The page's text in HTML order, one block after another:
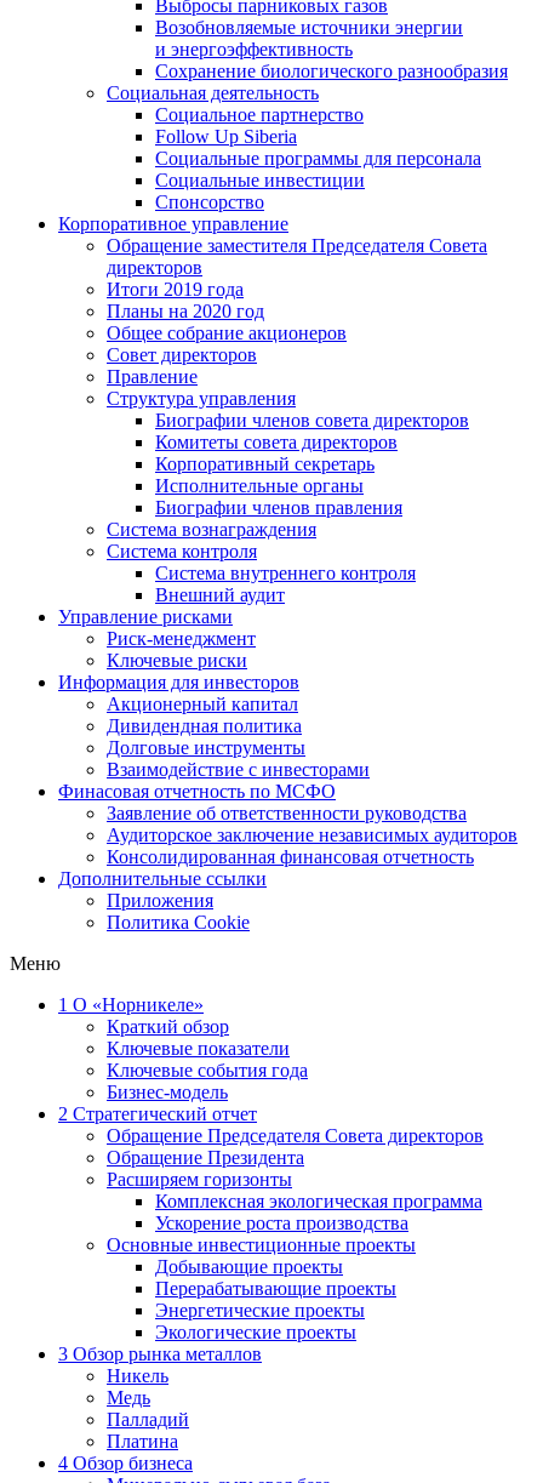
Выбросы парниковых газов
Возобновляемые источники энергии
и энергоэффективность
Сохранение биологического разнообразия
Социальная деятельность
Социальное партнерство
Follow Up Siberia
Социальные программы для персонала
Социальные инвестиции
Спонсорство
Корпоративное управление
Обращение заместителя Председателя Совета
директоров
Итоги 2019 года
Планы на 2020 год
Общее собрание акционеров
Совет директоров
Правление
Структура управления
Биографии членов совета директоров
Комитеты совета директоров
Корпоративный секретарь
Исполнительные органы
Биографии членов правления
Система вознаграждения
Система контроля
Система внутреннего контроля
Внешний аудит
Управление рисками
Риск-менеджмент
Ключевые риски
Информация для инвесторов
Акционерный капитал
Дивидендная политика
Долговые инструменты
Взаимодействие с инвеcторами
Финасовая отчетность по МСФО
Заявление об ответственности руководства
Аудиторское заключение независимых аудиторов
Консолидированная финансовая отчетность
Дополнительные ссылки
Приложения
Политика Cookie
Меню
1 О «Норникеле»
Краткий обзор
Ключевые показатели
Ключевые события года
Бизнес-модель
2 Стратегический отчет
Обращение Председателя Совета директоров
Обращение Президента
Расширяем горизонты
Комплексная экологическая программа
Ускорение роста производства
Основные инвестиционные проекты
Добывающие проекты
Перерабатывающие проекты
Энергетические проекты
Экологические проекты
3 Обзор рынка металлов
Никель
Медь
Палладий
Платина
4 Обзор бизнеса